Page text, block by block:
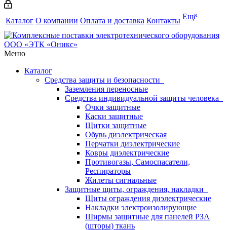
Каталог О компании Оплата и доставка Контакты Ещё
Меню
Каталог
Средства защиты и безопасности
Заземления переносные
Средства индивидуальной защиты человека
Очки защитные
Каски защитные
Щитки защитные
Обувь диэлектрическая
Перчатки диэлектрические
Ковры диэлектрические
Противогазы, Самоспасатели,
Респираторы
Жилеты сигнальные
Защитные щиты, ограждения, накладки
Щиты ограждения диэлектрические
Накладки электроизолирующие
Ширмы защитные для панелей РЗА
(шторы) ткань